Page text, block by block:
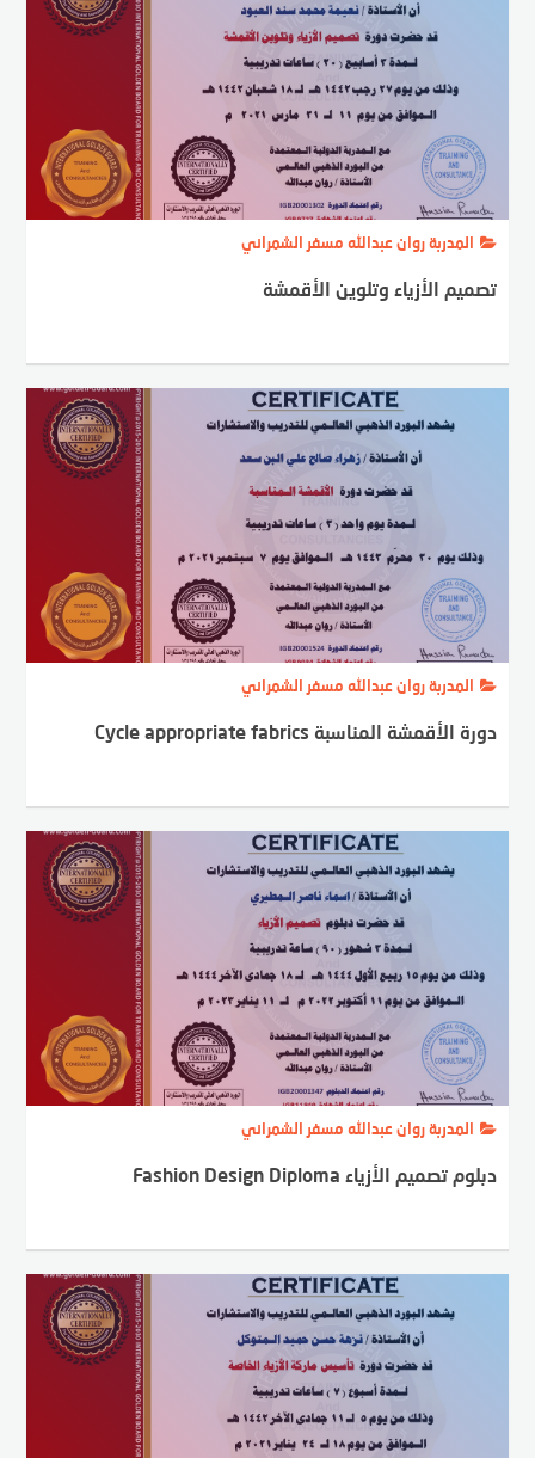
المدربة روان عبدالله مسفر الشمراني
تصميم الأزياء وتلوين الأقمشة
المدربة روان عبدالله مسفر الشمراني
دورة الأقمشة المناسبة Cycle appropriate fabrics
المدربة روان عبدالله مسفر الشمراني
دبلوم تصميم الأزياء Fashion Design Diploma